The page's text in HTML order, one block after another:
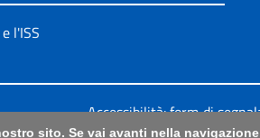
l'ISS
Accessibilità: form di
sito. Se vai avanti nella